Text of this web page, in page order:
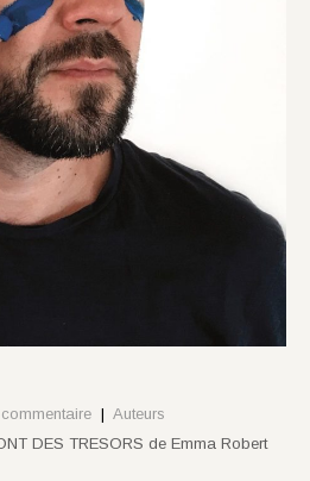
| Auteurs
DES TRESORS de Emma Robert